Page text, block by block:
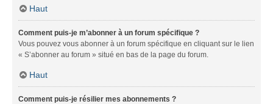
Haut
Comment puis-je m’abonner à un forum spécifique ?
Vous pouvez vous abonner à un forum spécifique en cliquant sur le lien
« S’abonner au forum » situé en bas de la page du forum.
Haut
Comment puis-je résilier mes abonnements ?